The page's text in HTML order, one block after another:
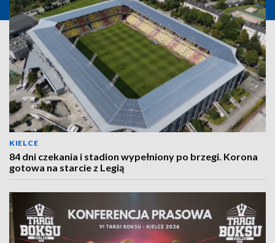
KIELCE
84 dni czekania i stadion wypełniony po brzegi. Korona
gotowa na starcie z Legią